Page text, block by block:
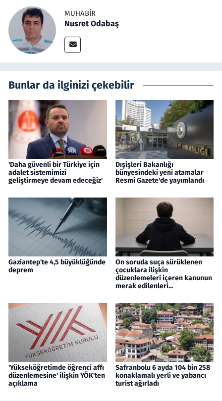
MUHABIR
Nusret Odabaş
Bunlar da ilginizi çekebilir
'Daha güvenli bir Türkiye için
adalet sistemimizi
geliştirmeye devam edeceğiz'
Dışişleri Bakanlığı
bünyesindeki yeni atamalar
Resmi Gazete'de yayımlandı
Gaziantep'te 4,5 büyüklüğünde
deprem
On soruda suça sürüklenen
çocuklara ilişkin
düzenlemeleri içeren kanunun
merak edilenleri...
'Yükseköğretimde öğrenci affı
düzenlemesine' ilişkin YÖK'ten
açıklama
Safranbolu 6 ayda 104 bin 258
konaklamalı yerli ve yabancı
turist ağırladı